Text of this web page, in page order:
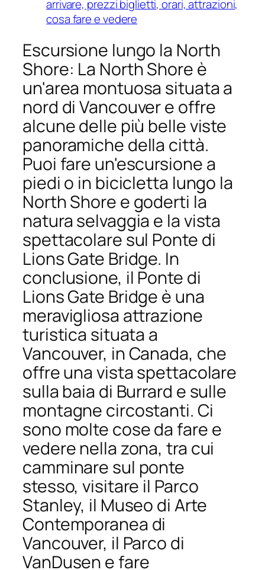
arrivare, prezzi biglietti, orari, attrazioni,
cosa fare e vedere
Escursione lungo la North
Shore: La North Shore è
un'area montuosa situata a
nord di Vancouver e offre
alcune delle più belle viste
panoramiche della città.
Puoi fare un'escursione a
piedi o in bicicletta lungo la
North Shore e goderti la
natura selvaggia e la vista
spettacolare sul Ponte di
Lions Gate Bridge. In
conclusione, il Ponte di
Lions Gate Bridge è una
meravigliosa attrazione
turistica situata a
Vancouver, in Canada, che
offre una vista spettacolare
sulla baia di Burrard e sulle
montagne circostanti. Ci
sono molte cose da fare e
vedere nella zona, tra cui
camminare sul ponte
stesso, visitare il Parco
Stanley, il Museo di Arte
Contemporanea di
Vancouver, il Parco di
VanDusen e fare